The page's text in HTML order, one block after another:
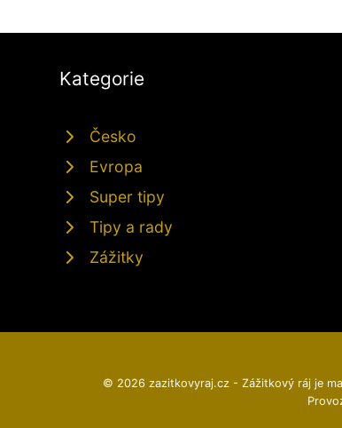
Kategorie
Česko
Evropa
Super tipy
Tipy a rady
Zážitky
© 2026 zazitkovyraj.cz - Zážitkový ráj je